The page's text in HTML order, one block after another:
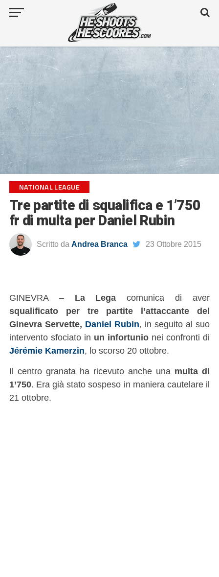
NATIONAL LEAGUE
Tre partite di squalifica e 1’750
fr di multa per Daniel Rubin
Scritto da Andrea Branca 23 Ottobre 2015
GINEVRA – La Lega comunica di aver
squalificato per tre partite l’attaccante del
Ginevra Servette, Daniel Rubin, in seguito al suo
intervento sfociato in un infortunio nei confronti di
Jérémie Kamerzin, lo scorso 20 ottobre.
Il centro granata ha ricevuto anche una multa di
1’750. Era già stato sospeso in maniera cautelare il
21 ottobre.